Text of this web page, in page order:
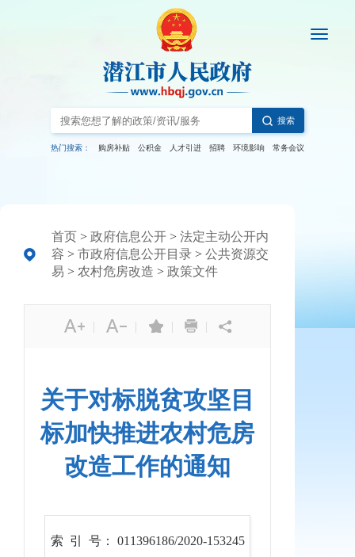
搜索
热门搜索： 购房补贴 公积金 人才引进 招聘 环境影响 常务会议
首页 > 政府信息公开 > 法定主动公开内
容 > 市政府信息公开目录 > 公共资源交
易 > 农村危房改造 > 政策文件
| | | |
关于对标脱贫攻坚目
标加快推进农村危房
改造工作的通知
索 引 号： 011396186/2020-153245